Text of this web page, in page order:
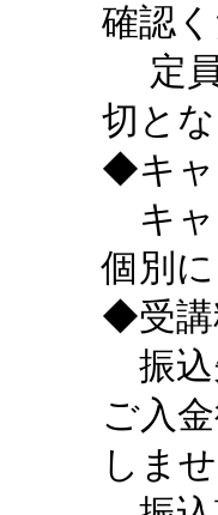
確認
定員
切とな
◆キャ
キャ
個別
◆受講
振込
ご入
しませ